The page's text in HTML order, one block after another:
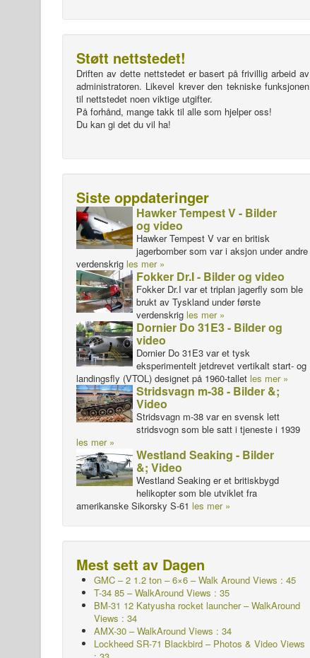
Støtt nettstedet!
Driften av dette nettstedet er basert på frivillig arbeid av
administratoren. Likevel krever den tekniske funksjonen
til nettstedet noen viktige utgifter.
På forhånd, mange takk til alle som hjelper oss!
Du kan gi det du vil ha!
Siste oppdateringer
Hawker Tempest V - Bilder
og video
Hawker Tempest V var en britisk
jagerbomber som var i aksjon under andre
verdenskrig les mer »
Fokker Dr.I - Bilder og video
Fokker Dr.I var et triplan jagerfly som ble
brukt av Tyskland under første
verdenskrig les mer »
Dornier Do 31E3 - Bilder og
video
Dornier Do 31E3 var et tysk
eksperimentelt jetdrevet vertikalt start- og
landingsfly (VTOL) designet på 1960-tallet les mer »
Stridsvagn m-38 - Bilder &;
Video
Stridsvagn m-38 var en svensk lett
stridsvogn som ble satt i tjeneste i 1939
les mer »
Westland Seaking - Bilder
&; Video
Westland Seaking er et britiskbygd
helikopter som ble utviklet fra
amerikanske Sikorsky S-61 les mer »
Mest sett av Dagen
GMC – 2 1.2 ton – 6×6 – Walk Around Views : 45
T-34 85 – WalkAround Views : 35
BM-31 12 Katyusha rocket launcher – WalkAround
Views : 34
AMX-30 – WalkAround Views : 34
Lockheed SR-71 Blackbird – Photos & Video Views